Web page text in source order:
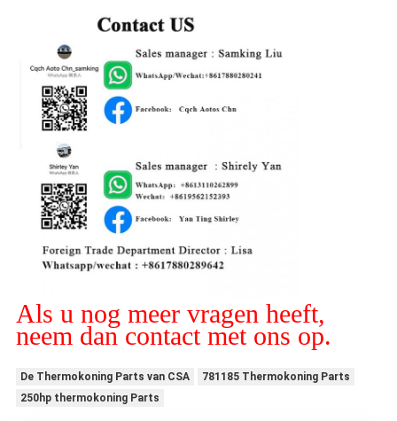
Als u nog meer vragen heeft,
neem dan contact met ons op.
De Thermokoning Parts van CSA
781185 Thermokoning Parts
250hp thermokoning Parts